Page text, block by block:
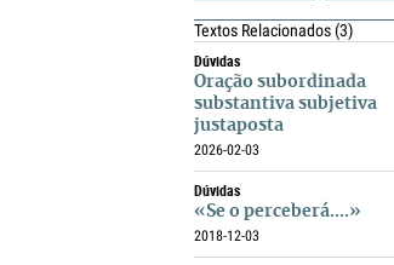
Textos Relacionados(3)
Dúvidas
Oração subordinada
substantiva subjetiva
justaposta
2026-02-03
Dúvidas
«Se o perceberá....»
2018-12-03